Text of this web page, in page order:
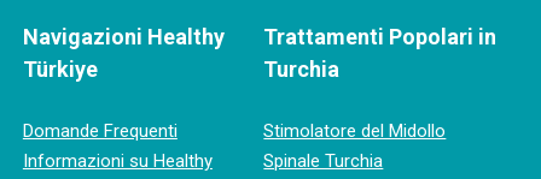
Navigazioni Healthy
Türkiye
Domande Frequenti
Informazioni su Healthy
Trattamenti Popolari in
Turchia
Stimolatore del Midollo
Spinale Turchia